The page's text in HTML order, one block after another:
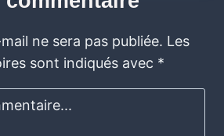
ne sera pas publiée. Les
sont indiqués avec *